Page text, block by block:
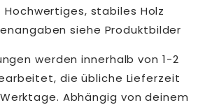
Hochwertiges, stabiles Holz
siehe Produktbilder
werden innerhalb von 1-2
die übliche Lieferzeit
Abhängig von deinem